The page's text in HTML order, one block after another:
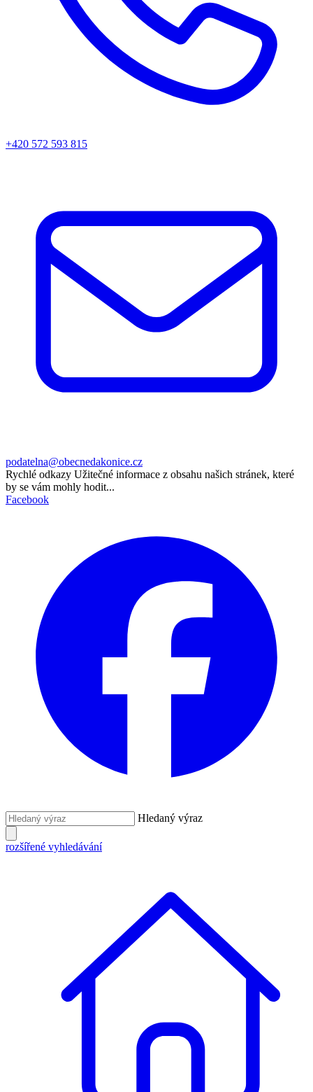
+420 572 593 815
podatelna@obecnedakonice.cz
Rychlé odkazy Užitečné informace z obsahu našich stránek, které
by se vám mohly hodit...
Facebook
Hledaný výraz
rozšířené vyhledávání